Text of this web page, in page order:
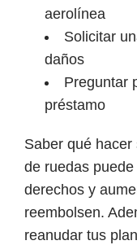
aerolínea
Solicitar
daños
Preguntar
préstamo
Saber qué
de ruedas
derechos y
reembolsen.
reanudar tus